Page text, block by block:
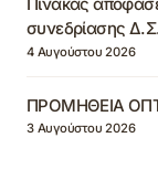
συνεδρίασης
4 Αυγούστου 2026
ΠΡΟΜΗΘΕΙΑ
3 Αυγούστου 2026